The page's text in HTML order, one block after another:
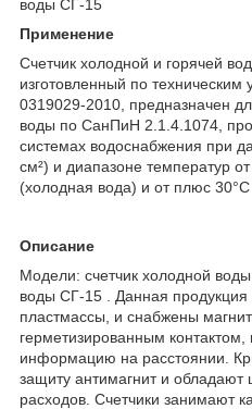
воды СГ-15
Применение
Счетчик холодной и горячей
изготовленный по
0319029-2010, предназначен
воды по СанПиН 2.1.4.1074,
системах водоснабжения при
см²) и диапазоне температур
(холодная вода) и от плюс
Описание
Модели: счетчик холодной
воды СГ-15 . Данная продукция
пластмассы, и снабжены
герметизированным
информацию на расстоянии.
защиту антимагнит и
расходов. Счетчики занимают